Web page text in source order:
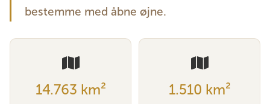
bestemme med åbne øjne.
14.763 km² 1.510 km²